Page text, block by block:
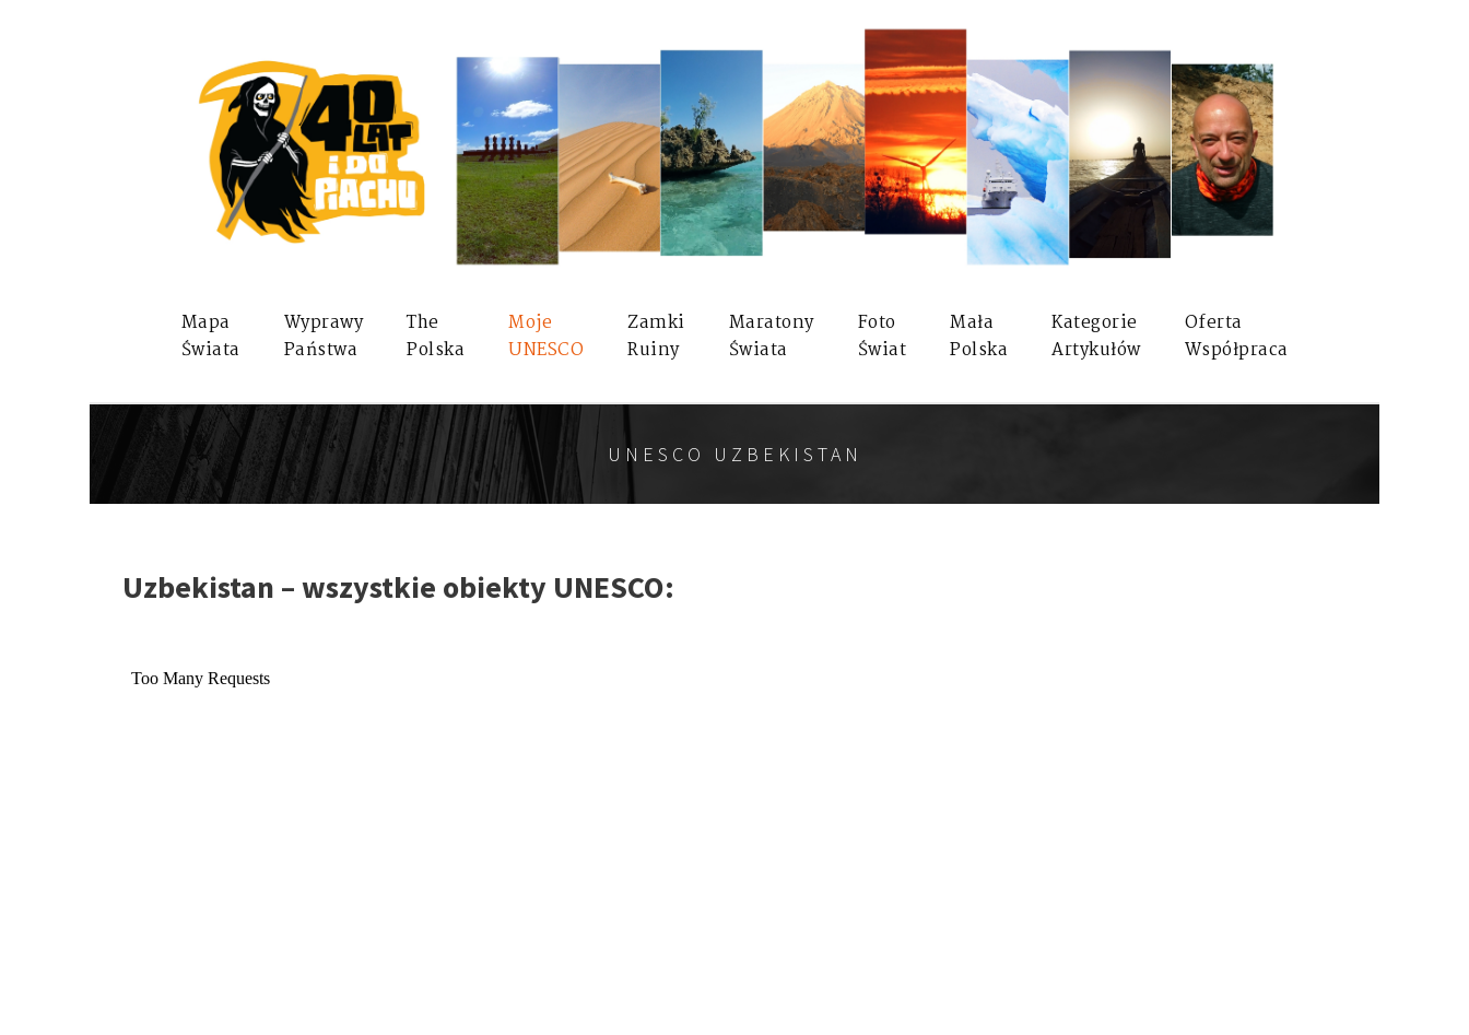
Mapa
Świata
Wyprawy
Państwa
The
Polska
Moje
UNESCO
Zamki
Ruiny
Maratony
Świata
Foto
Świat
Mała
Polska
Kategorie
Artykułów
Oferta
Współpraca
UNESCO UZBEKISTAN
Uzbekistan – wszystkie obiekty UNESCO: